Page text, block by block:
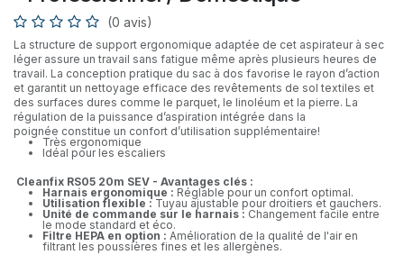
(0 avis)
La structure de support ergonomique adaptée de cet aspirateur à sec
léger assure un travail sans fatigue même après plusieurs heures de
travail. La conception pratique du sac à dos favorise le rayon d’action
et garantit un nettoyage efficace des revêtements de sol textiles et
des surfaces dures comme le parquet, le linoléum et la pierre. La
régulation de la puissance d’aspiration intégrée dans la
poignée constitue un confort d’utilisation supplémentaire!
Très ergonomique
Idéal pour les escaliers
Cleanfix RS05 20m SEV - Avantages clés :
Harnais ergonomique : Réglable pour un confort optimal.
Utilisation flexible : Tuyau ajustable pour droitiers et gauchers.
Unité de commande sur le harnais : Changement facile entre
le mode standard et éco.
Filtre HEPA en option : Amélioration de la qualité de l'air en
filtrant les poussières fines et les allergènes.